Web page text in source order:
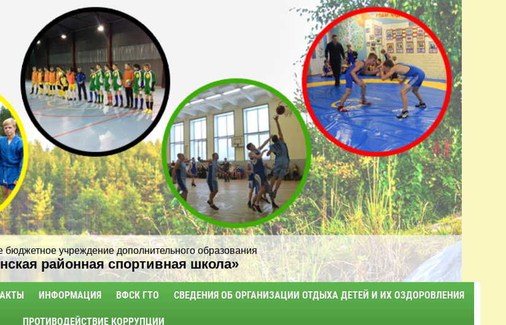
бюджетное учреждение дополнительного образования
районная спортивная школа»
ИНФОРМАЦИЯ ВФСК ГТО СВЕДЕНИЯ ОБ ОРГАНИЗАЦИИ ОТДЫХА ДЕТЕЙ И ИХ ОЗДОРОВЛЕНИЯ
ПРОТИВОДЕЙСТВИЕ КОРРУПЦИИ